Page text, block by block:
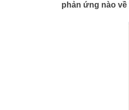
phản ứng nào về